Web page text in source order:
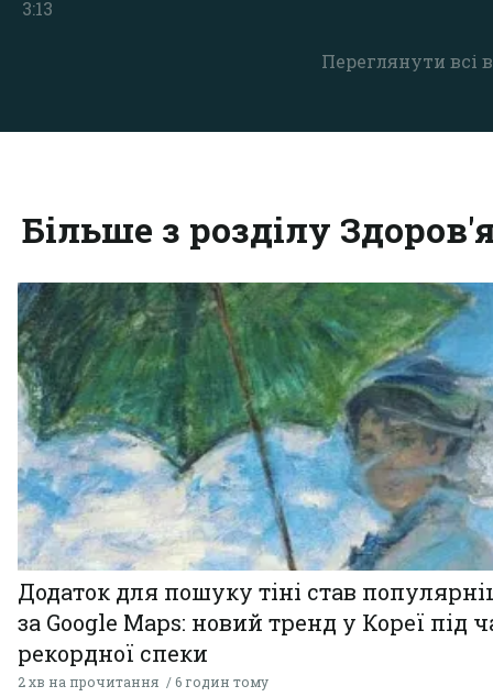
Переглянути всі
3:13
Більше з розділу
Додаток для пошуку тіні став
за Google Maps: новий тренд у Кореї під
рекордної спеки
2 хв на прочитання 6 годин тому